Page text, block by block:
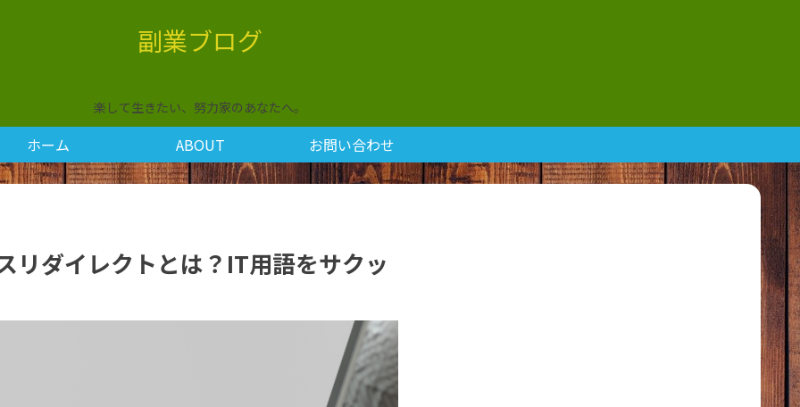
副業ブログ
楽して生きたい、努力家のあなたへ。
ホーム ABOUT お問い合わせ
リダイレクトとは？IT用語をサクッ